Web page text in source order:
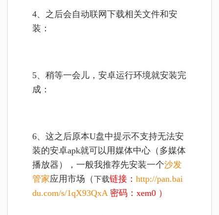
4、之后会自动联网下载相关文件和安
装：
5、稍等一会儿，安卓运行环境就安装完
成：
6、这之后原本U盘中提示不支持无法安
装的安卓apk就可以用媒体中心（多媒体
播放器），一般我推荐先安装一个沙发
管家应用市场（下载链接： http://pan.bai
du.com/s/1qX93QxA 密码：xem0 ）